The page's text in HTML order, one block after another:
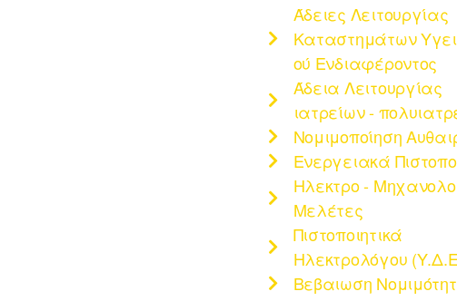
Άδειες Λειτουργίας
Καταστημάτων
ού Ενδιαφέροντος
Άδεια Λειτουργίας
ιατρείων -
Νομιμοποίηση
Ενεργειακά
Ηλεκτρο -
Μελέτες
Πιστοποιητικά
Ηλεκτρολόγου
Βεβαιωση